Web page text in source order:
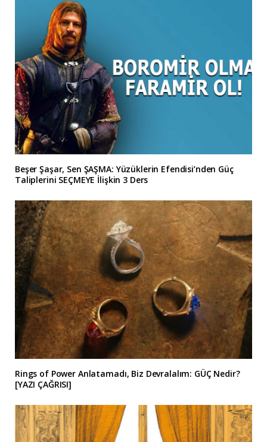
Beşer Şaşar, Sen ŞAŞMA: Yüzüklerin Efendisi’nden Güç
Taliplerini SEÇMEYE İlişkin 3 Ders
Rings of Power Anlatamadı, Biz Devralalım: GÜÇ Nedir?
[YAZI ÇAĞRISI]